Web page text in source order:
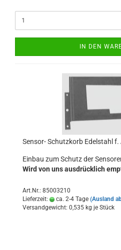
IN DEN
Sensor- Schutzkorb Edelstahl
Einbau zum Schutz der
Wird von uns ausdrücklich
Art.Nr.: 85003210
Lieferzeit:
ca. 2-4 Tage (Ausland
Versandgewicht: 0,535 kg je Stück